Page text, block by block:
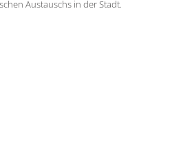
Austauschs in der Stadt.